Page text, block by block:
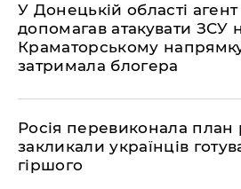
У Донецькій області
допомагав атакувати ЗСУ
Краматорському
затримала блогера
Росія перевиконала план
закликали українців
гіршого